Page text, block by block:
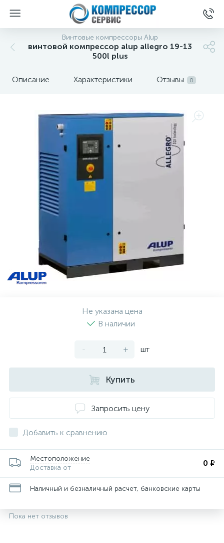
Винтовые компрессоры Alup
винтовой компрессор alup allegro 19-13
500l plus
Описание Характеристики Отзывы 0
Не указана цена
В наличии
- + шт
Купить
Запросить цену
Добавить к сравнению
Местоположение
Доставка от
0 ₽
Наличный и безналичный расчет, банковские карты
Пока нет отзывов